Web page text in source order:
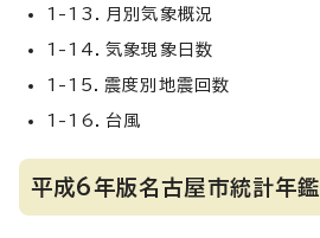
1-13．月別気象概況
1-14．気象現象日数
1-15．震度別地震回数
1-16．台風
平成6年版名古屋市統計年鑑